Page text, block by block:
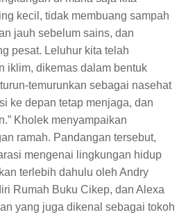
kecil, tidak membuang sampah
jauh sebelum sains, dan
pesat. Leluhur kita telah
iklim, dikemas dalam bentuk
temurunkan sebagai nasehat
ke depan tetap menjaga, dan
Kholek menyampaikan
ramah. Pandangan tersebut,
mengenai lingkungan hidup
terlebih dahulu oleh Andry
Rumah Buku Cikep, dan Alexa
yang juga dikenal sebagai tokoh